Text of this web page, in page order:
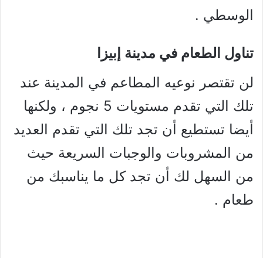
الوسطي .
تناول الطعام في مدينة إبيزا
لن تقتصر نوعيه المطاعم في المدينة عند
تلك التي تقدم مستويات 5 نجوم ، ولكنها
أيضا تستطيع أن تجد تلك التي تقدم العديد
من المشروبات والوجبات السريعة حيث
من السهل لك أن تجد كل ما يناسبك من
طعام .